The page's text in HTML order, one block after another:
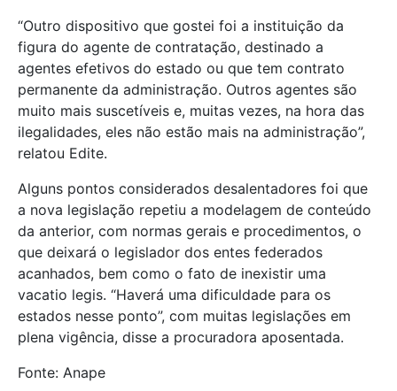
“Outro dispositivo que gostei foi a instituição da
figura do agente de contratação, destinado a
agentes efetivos do estado ou que tem contrato
permanente da administração. Outros agentes são
muito mais suscetíveis e, muitas vezes, na hora das
ilegalidades, eles não estão mais na administração”,
relatou Edite.
Alguns pontos considerados desalentadores foi que
a nova legislação repetiu a modelagem de conteúdo
da anterior, com normas gerais e procedimentos, o
que deixará o legislador dos entes federados
acanhados, bem como o fato de inexistir uma
vacatio legis. “Haverá uma dificuldade para os
estados nesse ponto”, com muitas legislações em
plena vigência, disse a procuradora aposentada.
Fonte: Anape